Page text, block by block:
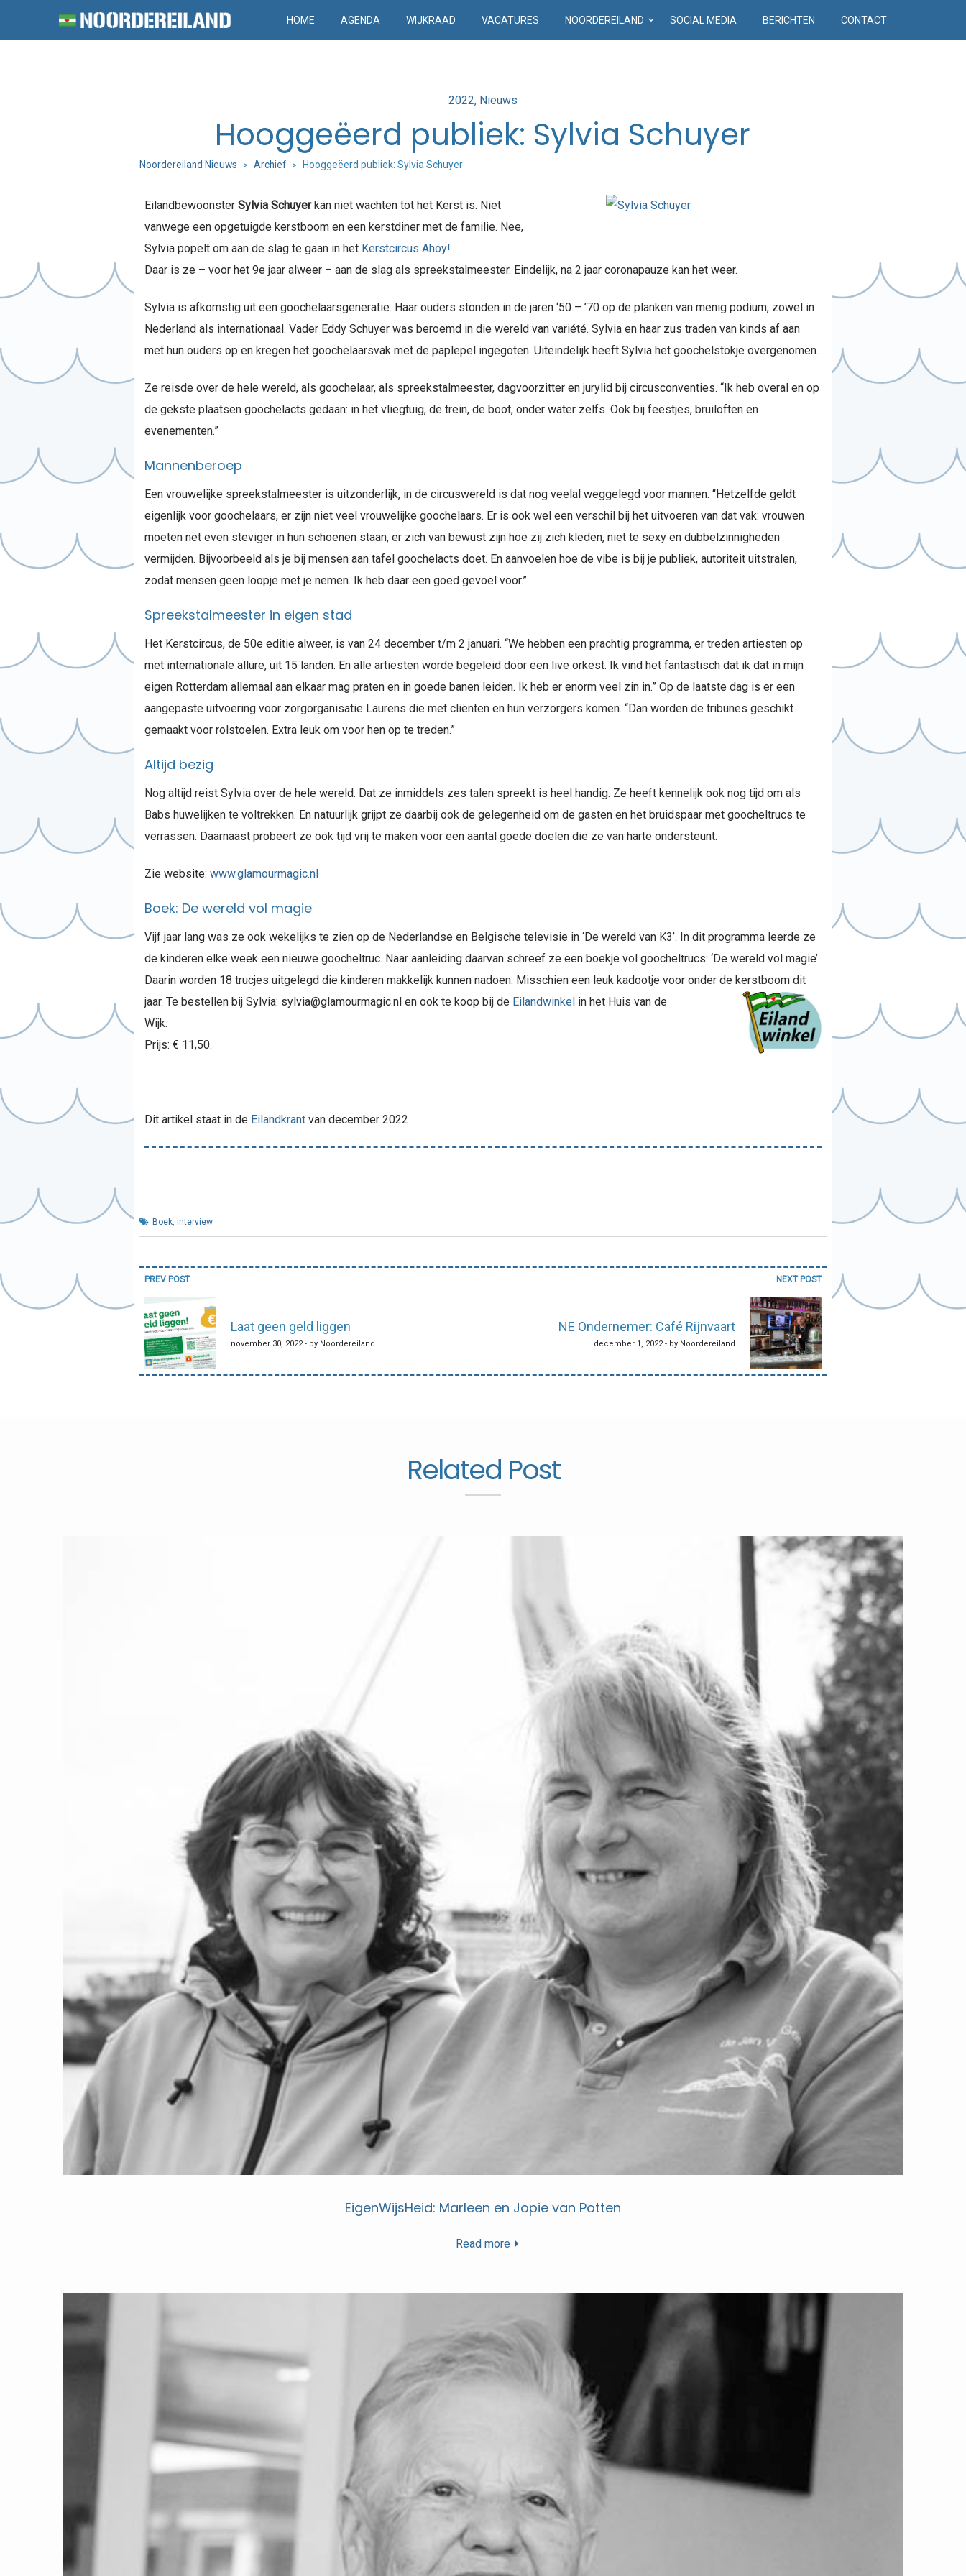
HOME AGENDA WIJKRAAD VACATURES NOORDEREILAND SOCIAL MEDIA BERICHTEN CONTACT
Posted
in
2022 Nieuws
Hooggeëerd publiek: Sylvia Schuyer
Noordereiland Nieuws > Archief > Hooggeëerd publiek: Sylvia Schuyer
Eilandbewoonster Sylvia Schuyerkan niet wachten tot het Kerst is. Niet
vanwege een opgetuigde kerstboom en een kerstdiner met de familie. Nee,
Sylvia popelt om aan de slag te gaan in het Kerstcircus Ahoy!
Daar is ze – voor het 9e jaar alweer – aan de slag als spreekstalmeester. Eindelijk, na 2 jaar coronapauze kan het weer.
Sylvia is afkomstig uit een goochelaarsgeneratie. Haar ouders stonden in de jaren ‘50 – ’70 op de planken van menig podium, zowel in
Nederland als internationaal. Vader Eddy Schuyer was beroemd in die wereld van variété. Sylvia en haar zus traden van kinds af aan
met hun ouders op en kregen het goochelaarsvak met de paplepel ingegoten. Uiteindelijk heeft Sylvia het goochelstokje overgenomen.
Ze reisde over de hele wereld, als goochelaar, als spreekstalmeester, dagvoorzitter en jurylid bij circusconventies. “Ik heb overal en op
de gekste plaatsen goochelacts gedaan: in het vliegtuig, de trein, de boot, onder water zelfs. Ook bij feestjes, bruiloften en
evenementen.”
Mannenberoep
Een vrouwelijke spreekstalmeester is uitzonderlijk, in de circuswereld is dat nog veelal weggelegd voor mannen. “Hetzelfde geldt
eigenlijk voor goochelaars, er zijn niet veel vrouwelijke goochelaars. Er is ook wel een verschil bij het uitvoeren van dat vak: vrouwen
moeten net even steviger in hun schoenen staan, er zich van bewust zijn hoe zij zich kleden, niet te sexy en dubbelzinnigheden
vermijden. Bijvoorbeeld als je bij mensen aan tafel goochelacts doet. En aanvoelen hoe de vibe is bij je publiek, autoriteit uitstralen,
zodat mensen geen loopje met je nemen. Ik heb daar een goed gevoel voor.”
Spreekstalmeester in eigen stad
Het Kerstcircus, de 50e editie alweer, is van 24 december t/m 2 januari. “We hebben een prachtig programma, er treden artiesten op
met internationale allure, uit 15 landen. En alle artiesten worde begeleid door een live orkest. Ik vind het fantastisch dat ik dat in mijn
eigen Rotterdam allemaal aan elkaar mag praten en in goede banen leiden. Ik heb er enorm veel zin in.” Op de laatste dag is er een
aangepaste uitvoering voor zorgorganisatie Laurens die met cliënten en hun verzorgers komen. “Dan worden de tribunes geschikt
gemaakt voor rolstoelen. Extra leuk om voor hen op te treden.”
Altijd bezig
Nog altijd reist Sylvia over de hele wereld. Dat ze inmiddels zes talen spreekt is heel handig. Ze heeft kennelijk ook nog tijd om als
Babs huwelijken te voltrekken. En natuurlijk grijpt ze daarbij ook de gelegenheid om de gasten en het bruidspaar met goocheltrucs te
verrassen. Daarnaast probeert ze ook tijd vrij te maken voor een aantal goede doelen die ze van harte ondersteunt.
Zie website: www.glamourmagic.nl
Boek: De wereld vol magie
Vijf jaar lang was ze ook wekelijks te zien op de Nederlandse en Belgische televisie in ‘De wereld van K3’. In dit programma leerde ze
de kinderen elke week een nieuwe goocheltruc. Naar aanleiding daarvan schreef ze een boekje vol goocheltrucs: ‘De wereld vol magie’.
Daarin worden 18 trucjes uitgelegd die kinderen makkelijk kunnen nadoen. Misschien een leuk kadootje voor onder de kerstboom dit
jaar. Te bestellen bij Sylvia: sylvia@glamourmagic.nl en ook te koop bij de Eilandwinkelin het Huis van de
Wijk.
Prijs: € 11,50.
Dit artikel staat in de Eilandkrantvan december 2022
Boek, interview
Bericht
navigatie
PREV POST
Laat geen geld liggen
november 30, 2022 - by Noordereiland
NEXT POST
NE Ondernemer: Café Rijnvaart
december 1, 2022 - by Noordereiland
Related Post
EigenWijsHeid: Marleen en Jopie van Potten
Read more